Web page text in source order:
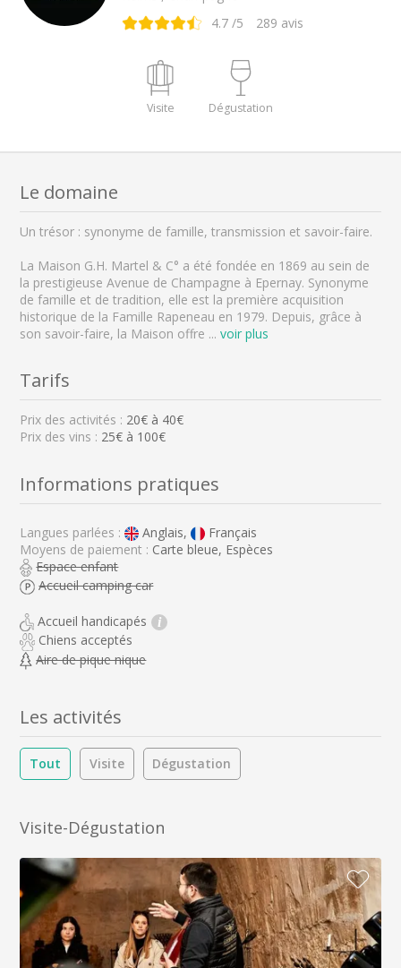
4.7 /5 289 avis
Visite Dégustation
Le domaine
Un trésor : synonyme de famille, transmission et savoir-faire.
La Maison G.H. Martel & C° a été fondée en 1869 au sein de
la prestigieuse Avenue de Champagne à Epernay. Synonyme
de famille et de tradition, elle est la première acquisition
historique de la Famille Rapeneau en 1979. Depuis, grâce à
son savoir-faire, la Maison offre ... voir plus
Tarifs
Prix des activités : 20€ à 40€
Prix des vins : 25€ à 100€
Informations pratiques
Langues parlées : Anglais,
Français
Moyens de paiement : Carte bleue, Espèces
Espace enfant
Accueil camping car
Accueil handicapés i
Chiens acceptés
Aire de pique nique
Les activités
Tout Visite Dégustation
Visite-Dégustation